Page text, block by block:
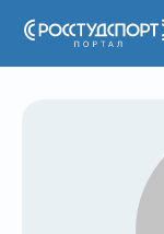
Портал